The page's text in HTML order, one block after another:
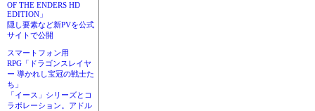
OF THE ENDERS HD
EDITION」
隠し要素など新PVを公式
サイトで公開
スマートフォン用
RPG「ドラゴンスレイヤ
ー 導かれし宝冠の戦士た
ち」
「イース」シリーズとコ
ラボレーション。アドル